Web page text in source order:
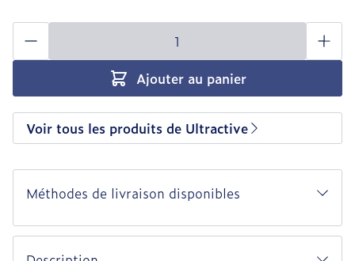
Quantité
Ajouter au panier
Voir tous les produits de Ultractive
Méthodes de livraison disponibles